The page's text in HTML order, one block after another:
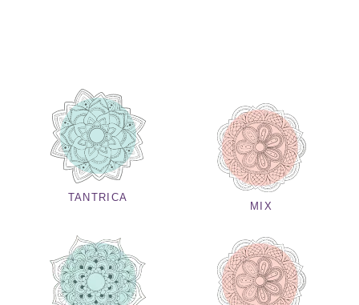
TANTRICA
MIX